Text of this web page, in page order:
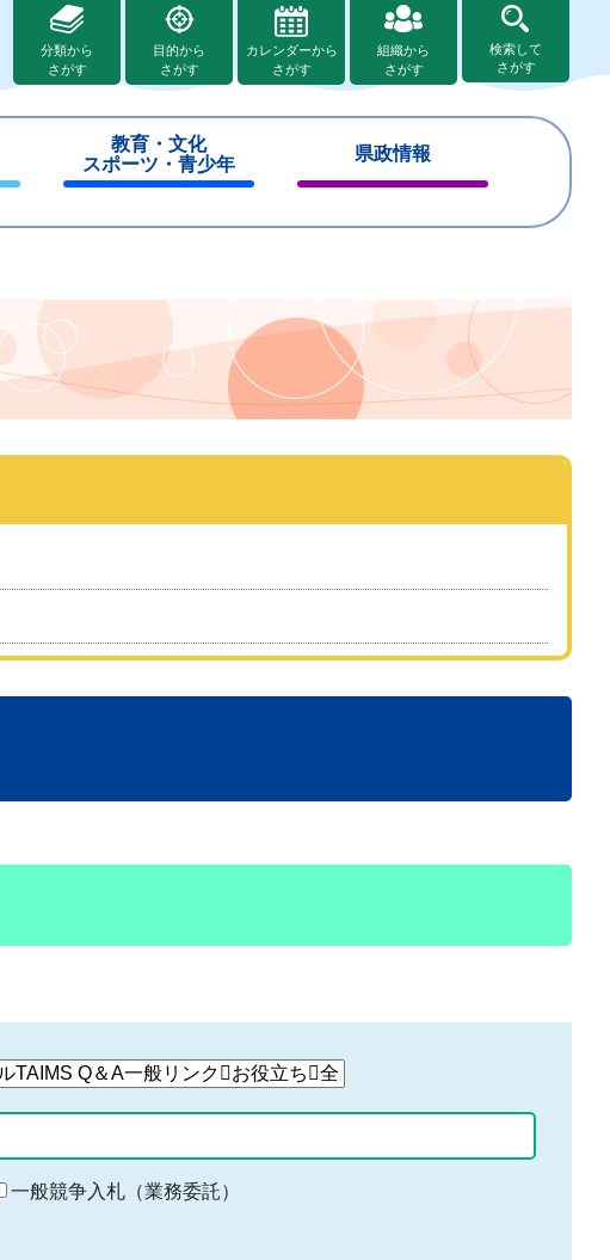
分類から
さがす
目的から
さがす
カレンダーから
さがす
組織から
さがす
検索して
さがす
教育・文化
スポーツ・青少年
じ
県政情報
じ
一般競争入札（業務委託）